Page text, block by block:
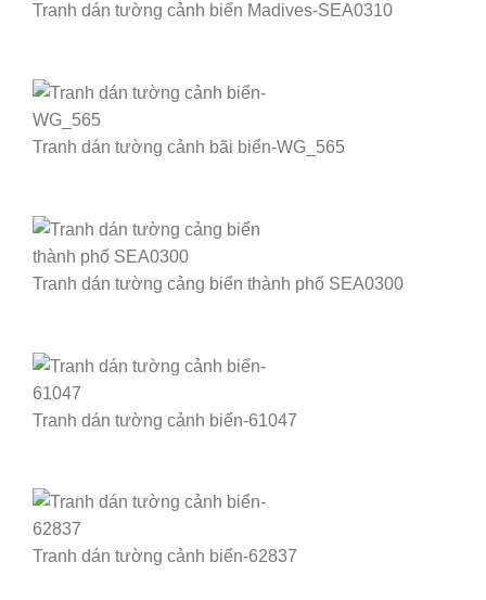
Tranh dán tường cảnh biển Madives-SEA0310
Tranh dán tường cảnh bãi biển-WG_565
Tranh dán tường cảng biển thành phố SEA0300
Tranh dán tường cảnh biển-61047
Tranh dán tường cảnh biển-62837